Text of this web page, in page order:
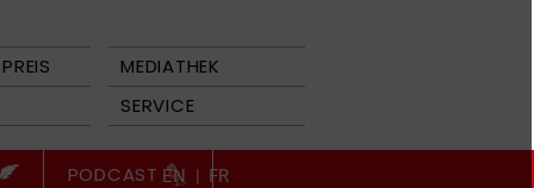
MEDIATHEK
SERVICE
PODCAST EN | FR